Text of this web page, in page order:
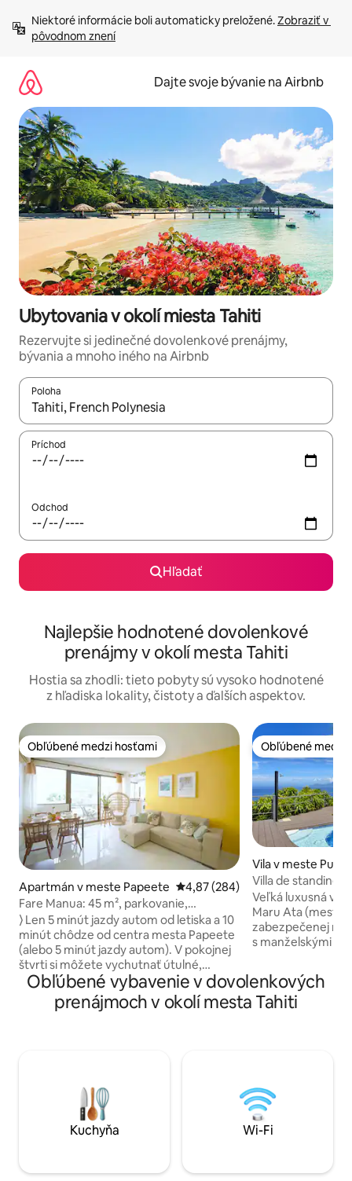
obsah.
Niektoré informácie boli automaticky preložené. Zobraziť v
pôvodnom znení
Dajte svoje bývanie na Airbnb
Ubytovania v okolí miesta Tahiti
Rezervujte si jedinečné dovolenkové prenájmy,
bývania a mnoho iného na Airbnb
Poloha
Keď budú výsledky k dispozícii, môžete si ich prechádzať
Príchod
Odchod
Hľadať
Najlepšie hodnotené dovolenkové
prenájmy v okolí mesta Tahiti
Hostia sa zhodli: tieto pobyty sú vysoko hodnotené
z hľadiska lokality, čistoty a ďalších aspektov.
Obľúbené medzi hosťami
Obľúbené medzi hosťami
Apartmán v meste Papeete Priemerné ohodnotenie 4,87 z
4,87 (284)
Fare Manua: 45 m², parkovanie,
klimatizácia, Wi-Fi, centrum
⟩ Len 5 minút jazdy autom od letiska a 10
minút chôdze od centra mesta Papeete
(alebo 5 minút jazdy autom). V pokojnej
štvrti si môžete vychutnať útulné,
moderné a Tahitian 45 m² Fare Manua s
balkónom: ⟶ Zrekonštruované v
októbri 2024; ⟶ Ortopedický matrac a
blízkosti trhu Papeete, nábrežia a
obchodov; ⟶ Bezplatné súkromné
parkovanie. ⟩ Rezervujte si pobyt na
Tahiti teraz!
Obľúbené medzi
Obľúbené medzi
Vila v meste
Villa de standing
Veľká luxusná vila
Maru Ata (mesto
zabezpečenej rezidencii. 3
s manželskými
posteľou s
bábätká a veľmi
požiadanie k
sesterský ostrov
Obľúbené vybavenie v dovolenkových
prenájmoch v okolí mesta Tahiti
Kuchyňa Wi-Fi